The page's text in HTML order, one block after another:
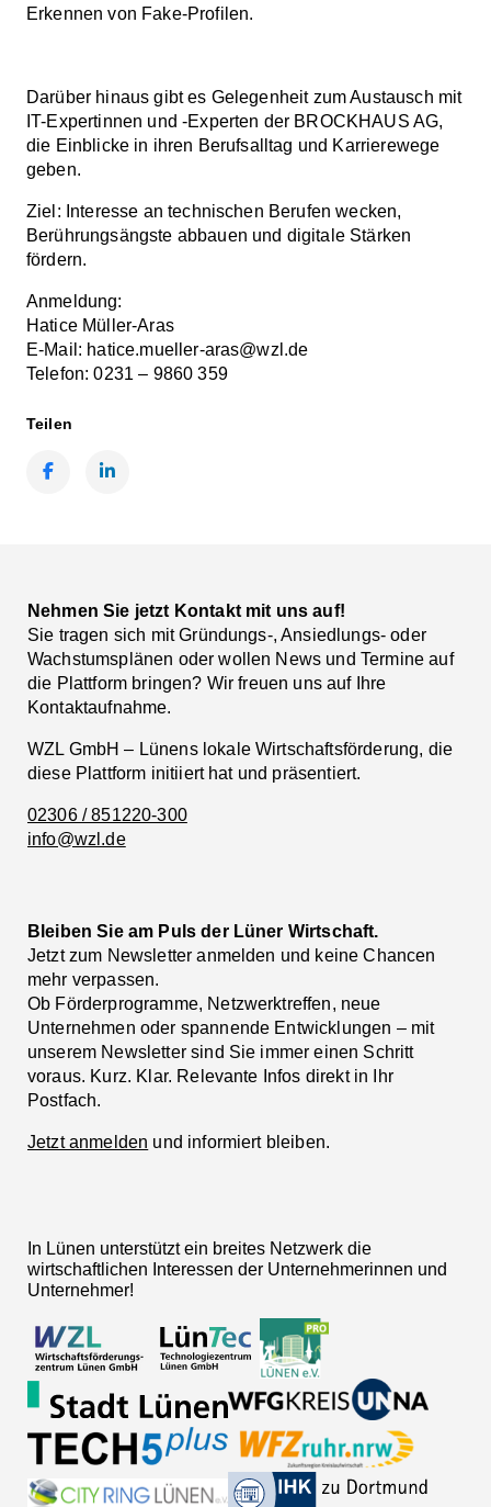
Erkennen von Fake-Profilen.
Darüber hinaus gibt es Gelegenheit zum Austausch mit
IT-Expertinnen und -Experten der BROCKHAUS AG,
die Einblicke in ihren Berufsalltag und Karrierewege
geben.
Ziel: Interesse an technischen Berufen wecken,
Berührungsängste abbauen und digitale Stärken
fördern.
Anmeldung:
Hatice Müller-Aras
E-Mail: hatice.mueller-aras@wzl.de
Telefon: 0231 – 9860 359
Teilen
Nehmen Sie jetzt Kontakt mit uns auf!
Sie tragen sich mit Gründungs-, Ansiedlungs- oder
Wachstumsplänen oder wollen News und Termine auf
die Plattform bringen? Wir freuen uns auf Ihre
Kontaktaufnahme.
WZL GmbH – Lünens lokale Wirtschaftsförderung, die
diese Plattform initiiert hat und präsentiert.
02306 / 851220-300
info@wzl.de
Bleiben Sie am Puls der Lüner Wirtschaft.
Jetzt zum Newsletter anmelden und keine Chancen
mehr verpassen.
Ob Förderprogramme, Netzwerktreffen, neue
Unternehmen oder spannende Entwicklungen – mit
unserem Newsletter sind Sie immer einen Schritt
voraus. Kurz. Klar. Relevante Infos direkt in Ihr
Postfach.
Jetzt anmelden und informiert bleiben.
In Lünen unterstützt ein breites Netzwerk die
wirtschaftlichen Interessen der Unternehmerinnen und
Unternehmer!